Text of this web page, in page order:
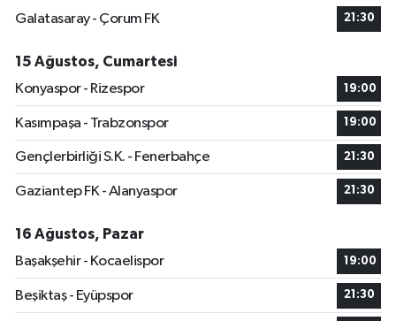
Galatasaray - Çorum FK
21:30
15 Ağustos, Cumartesi
Konyaspor - Rizespor
19:00
Kasımpaşa - Trabzonspor 19:00
Gençlerbirliği S.K. - Fenerbahçe 21:30
Gaziantep FK - Alanyaspor 21:30
16 Ağustos, Pazar
Başakşehir - Kocaelispor
19:00
Beşiktaş - Eyüpspor 21:30